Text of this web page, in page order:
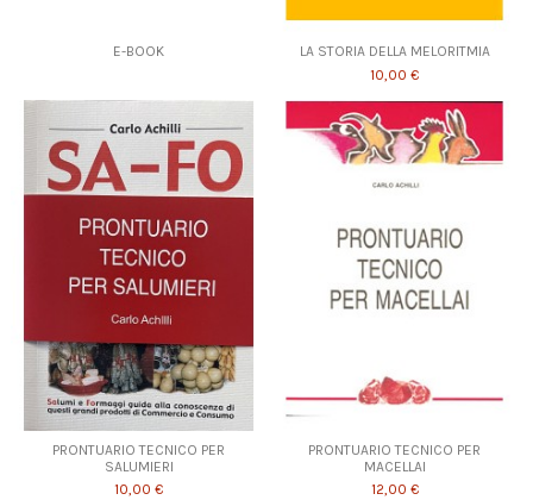
E-BOOK
LA STORIA DELLA MELORITMIA
10,00 €
PRONTUARIO TECNICO PER
SALUMIERI
10,00 €
PRONTUARIO TECNICO PER
MACELLAI
12,00 €